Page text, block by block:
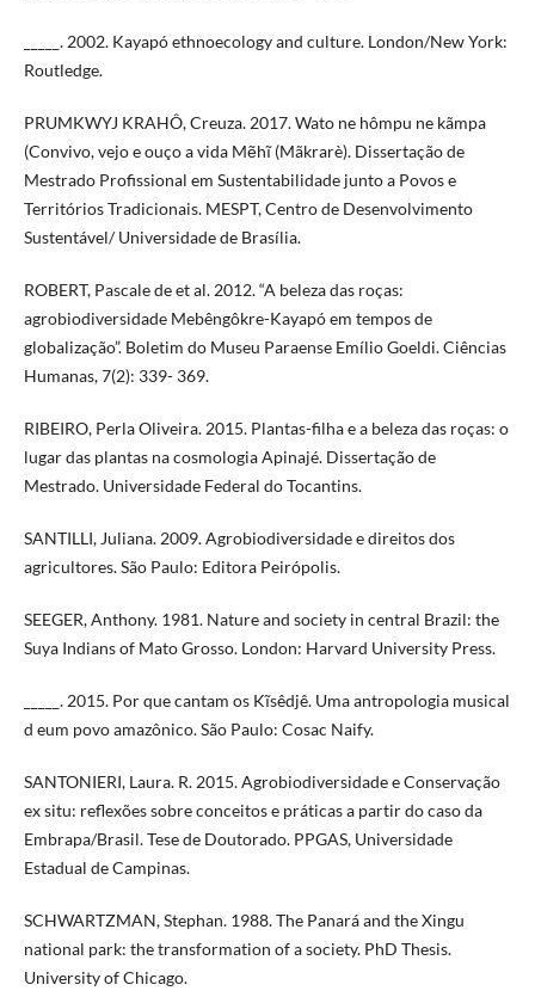
_____. 2002. Kayapó ethnoecology and culture. London/New York:
Routledge.
PRUMKWYJ KRAHÔ, Creuza. 2017. Wato ne hômpu ne kãmpa
(Convivo, vejo e ouço a vida Mẽhĩ (Mãkrarè). Dissertação de
Mestrado Profissional em Sustentabilidade junto a Povos e
Territórios Tradicionais. MESPT, Centro de Desenvolvimento
Sustentável/ Universidade de Brasília.
ROBERT, Pascale de et al. 2012. “A beleza das roças:
agrobiodiversidade Mebêngôkre-Kayapó em tempos de
globalização”. Boletim do Museu Paraense Emílio Goeldi. Ciências
Humanas, 7(2): 339- 369.
RIBEIRO, Perla Oliveira. 2015. Plantas-filha e a beleza das roças: o
lugar das plantas na cosmologia Apinajé. Dissertação de
Mestrado. Universidade Federal do Tocantins.
SANTILLI, Juliana. 2009. Agrobiodiversidade e direitos dos
agricultores. São Paulo: Editora Peirópolis.
SEEGER, Anthony. 1981. Nature and society in central Brazil: the
Suya Indians of Mato Grosso. London: Harvard University Press.
_____. 2015. Por que cantam os Kĩsêdjê. Uma antropologia musical
d eum povo amazônico. São Paulo: Cosac Naify.
SANTONIERI, Laura. R. 2015. Agrobiodiversidade e Conservação
ex situ: reflexões sobre conceitos e práticas a partir do caso da
Embrapa/Brasil. Tese de Doutorado. PPGAS, Universidade
Estadual de Campinas.
SCHWARTZMAN, Stephan. 1988. The Panará and the Xingu
national park: the transformation of a society. PhD Thesis.
University of Chicago.